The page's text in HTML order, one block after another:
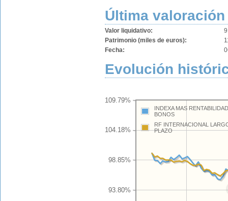
Última valoración
Valor liquidativo:
Patrimonio (miles de euros):
Fecha:
Evolución
93.80%
98.85%
104.18%
109.79%
INDEXA MAS RENTABILIDAD
BONOS
RF INTERNACIONAL
PLAZO